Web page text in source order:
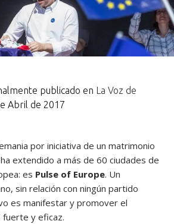
publicado en
La Voz de
Abril de 2017
por iniciativa de un matrimonio
extendido a más de 60 ciudades de
es Pulse of Europe. Un
sin relación con ningún partido
es manifestar y promover el
fuerte y eficaz.